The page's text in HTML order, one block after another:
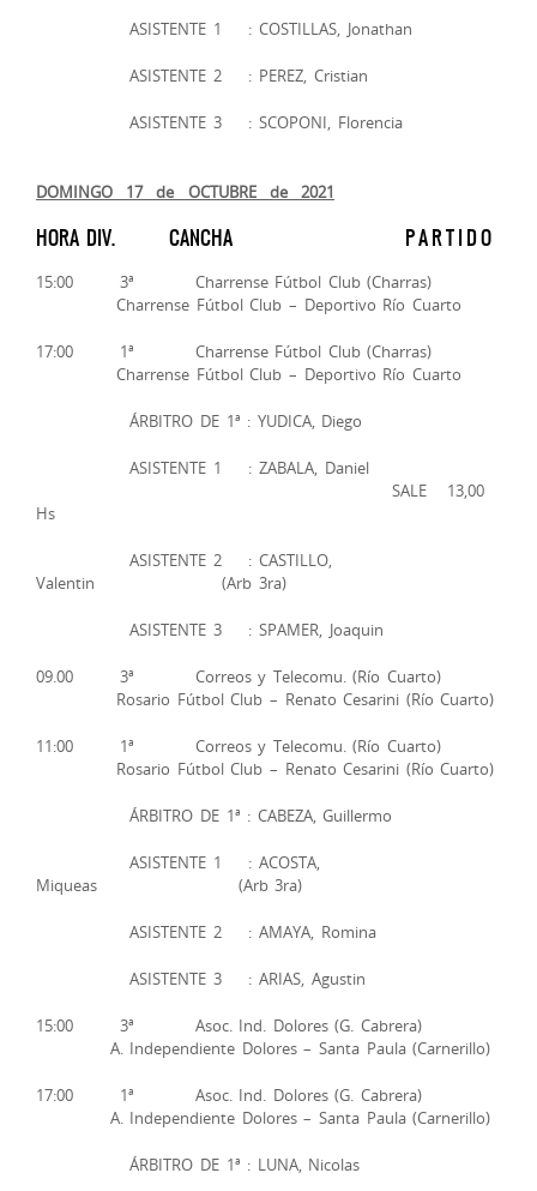
ASISTENTE 1 : COSTILLAS, Jonathan
ASISTENTE 2 : PEREZ, Cristian
ASISTENTE 3 : SCOPONI, Florencia
DOMINGO 17 de OCTUBRE de 2021
HORA DIV. CANCHA P A R T I D O
15:00 3ª Charrense Fútbol Club (Charras)
Charrense Fútbol Club – Deportivo Río Cuarto
17:00 1ª Charrense Fútbol Club (Charras)
Charrense Fútbol Club – Deportivo Río Cuarto
ÁRBITRO DE 1ª : YUDICA, Diego
ASISTENTE 1 : ZABALA, Daniel
SALE 13,00
Hs
ASISTENTE 2 : CASTILLO,
Valentin (Arb 3ra)
ASISTENTE 3 : SPAMER, Joaquin
09.00 3ª Correos y Telecomu. (Río Cuarto)
Rosario Fútbol Club – Renato Cesarini (Río Cuarto)
11:00 1ª Correos y Telecomu. (Río Cuarto)
Rosario Fútbol Club – Renato Cesarini (Río Cuarto)
ÁRBITRO DE 1ª : CABEZA, Guillermo
ASISTENTE 1 : ACOSTA,
Miqueas (Arb 3ra)
ASISTENTE 2 : AMAYA, Romina
ASISTENTE 3 : ARIAS, Agustin
15:00 3ª Asoc. Ind. Dolores (G. Cabrera)
A. Independiente Dolores – Santa Paula (Carnerillo)
17:00 1ª Asoc. Ind. Dolores (G. Cabrera)
A. Independiente Dolores – Santa Paula (Carnerillo)
ÁRBITRO DE 1ª : LUNA, Nicolas